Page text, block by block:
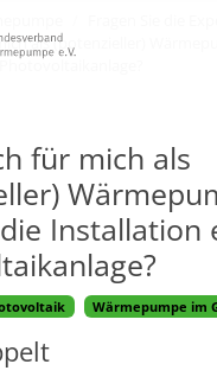
Fragen Sie die
als (potenzieller)
für mich als
Installation
Wärmepumpe im